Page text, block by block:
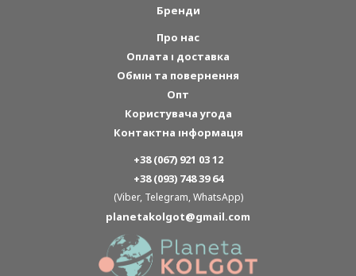
Бренди
Про нас
Оплата і доставка
Обмін та повернення
Опт
Користувача угода
Контактна інформація
+38 (067) 921 03 12
+38 (093) 748 39 64
(Viber, Telegram, WhatsApp)
planetakolgot@gmail.com